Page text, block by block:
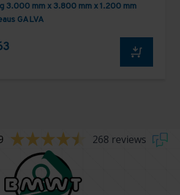
3.000 mm x 3.800 mm x 1.200 mm
GALVA
268 reviews